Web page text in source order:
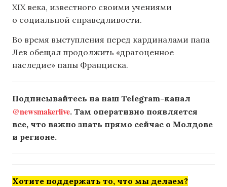
XIX века, известного своими учениями
о социальной справедливости.
Во время выступления перед кардиналами папа
Лев обещал продолжить «драгоценное
наследие» папы Франциска.
Подписывайтесь на наш Telegram-канал
@newsmakerlive. Там оперативно появляется
все, что важно знать прямо сейчас о Молдове
и регионе.
Хотите поддержать то, что мы делаем?